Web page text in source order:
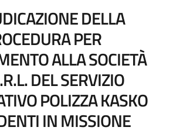
DELLA
PER
ALLA SOCIETÀ
DEL SERVIZIO
POLIZZA KASKO
IN MISSIONE